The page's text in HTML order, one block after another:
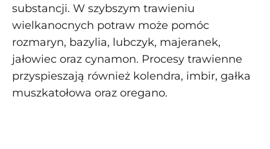
substancji. W szybszym trawieniu
wielkanocnych potraw może pomóc
rozmaryn, bazylia, lubczyk, majeranek,
jałowiec oraz cynamon. Procesy trawienne
przyspieszają również kolendra, imbir, gałka
muszkatołowa oraz oregano.